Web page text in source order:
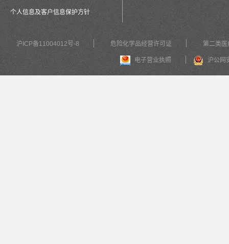
个人信息及客户信息保护方针
沪ICP备11004012号-8 危险化学品经营许可证 第二类医
电子营业执照 沪公网